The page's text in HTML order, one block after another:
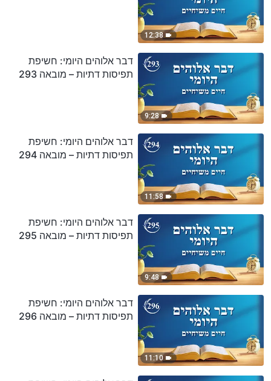
12:38
9:28
דבר אלוהים היומי: חשיפת
תפיסות דתיות – מובאה 293
11:58
דבר אלוהים היומי: חשיפת
תפיסות דתיות – מובאה 294
9:48
דבר אלוהים היומי: חשיפת
תפיסות דתיות – מובאה 295
11:10
דבר אלוהים היומי: חשיפת
תפיסות דתיות – מובאה 296